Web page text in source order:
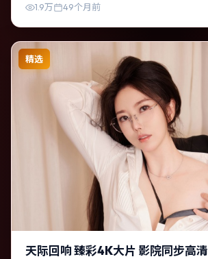
1.9万 49个月前
精选
天际回响 臻彩4K大片 影院同步高清